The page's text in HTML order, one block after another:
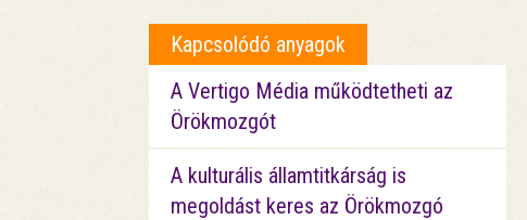
Kapcsolódó anyagok
A Vertigo Média működtetheti az
Örökmozgót
A kulturális államtitkárság is
megoldást keres az Örökmozgó